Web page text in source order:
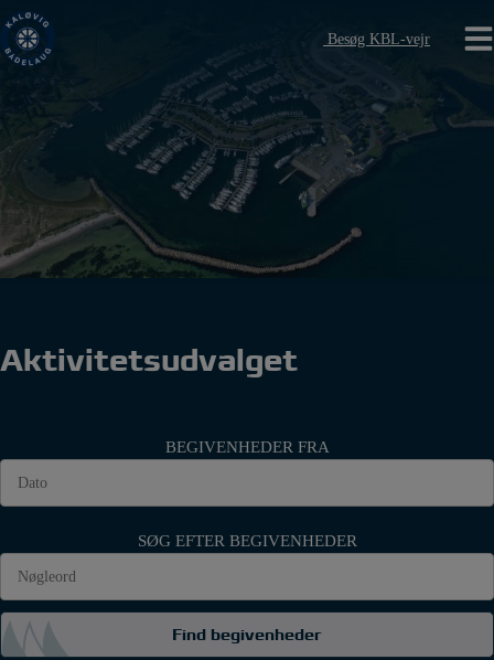
Hop
til
indholdet
Besøg KBL-vejr
Aktivitetsudvalget
BEGIVENHEDER FRA
SØG EFTER BEGIVENHEDER
Find begivenheder